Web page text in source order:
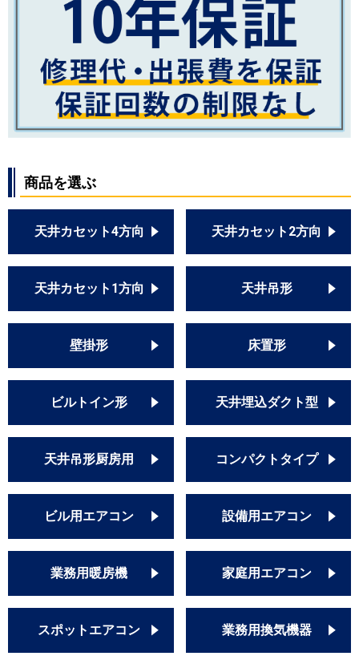
商品を選ぶ
天井カセット4方向 天井カセット2方向
天井カセット1方向 天井吊形
壁掛形 床置形
ビルトイン形 天井埋込ダクト型
天井吊形厨房用 コンパクトタイプ
ビル用エアコン 設備用エアコン
業務用暖房機 家庭用エアコン
スポットエアコン 業務用換気機器